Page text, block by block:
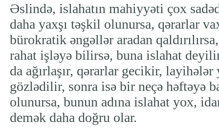
Əslində, islahatın mahiyyəti çox
daha yaxşı təşkil olunursa, qərarlar
bürokratik əngəllər aradan
rahat işləyə bilirsə, buna islahat
da ağırlaşır, qərarlar gecikir, layihələr
gözlədilir, sonra isə bir neçə həftəyə
olunursa, bunun adına islahat yox,
demək daha doğru olar.